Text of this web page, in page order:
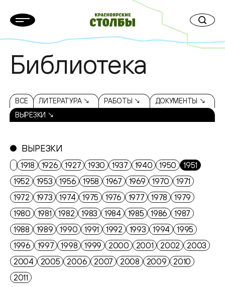
Библиотека
ВСЕ ЛИТЕРАТУРА ↘ РАБОТЫ ↘
ДОКУМЕНТЫ ↘
ВЫРЕЗКИ ↘
ВЫРЕЗКИ
1918 1926 1927 1930 1937 1940 1950
1951
1952
1953 1956 1958 1967 1969 1970
1971
1972
1973 1974 1975 1976 1977 1978
1979
1980
1981 1982 1983 1984 1985 1986
1987
1988
1989 1990 1991 1992 1993 1994
1995
1996
1997 1998 1999 2000 2001 2002
2003
2004
2005 2006 2007 2008 2009
2010
2011